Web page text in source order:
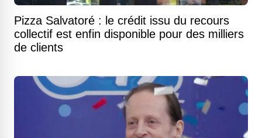
Pizza Salvatoré : le crédit issu du recours
collectif est enfin disponible pour des milliers
de clients